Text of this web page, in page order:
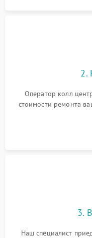
Поломка системы
2.
Оператор колл
стоимости ремонта
3.
Наш специалист